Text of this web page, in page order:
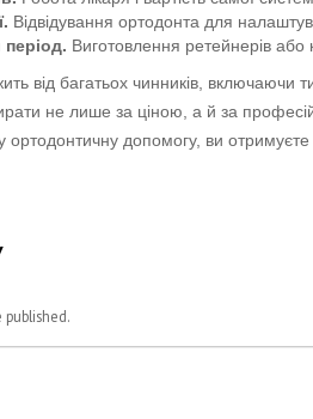
Відвідування ортодонта для
Виготовлення ретейнерів або
від багатьох чинників, включаючи
не лише за ціною, а й за
ортодонтичну допомогу, ви отримуєте
published.